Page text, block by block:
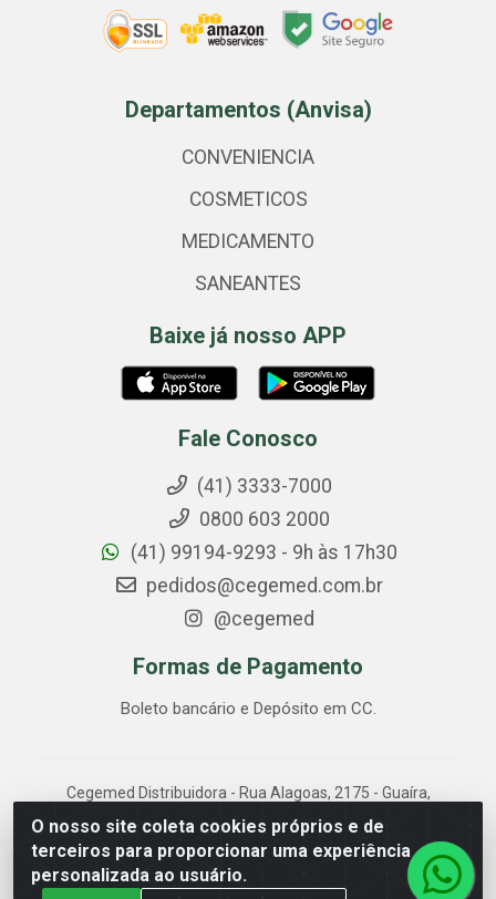
O nosso site coleta cookies próprios e de
terceiros para proporcionar uma experiência
personalizada ao usuário.
Departamentos (Anvisa)
CONVENIENCIA
COSMETICOS
MEDICAMENTO
SANEANTES
Baixe já nosso APP
Fale Conosco
(41) 3333-7000
0800 603 2000
(41) 99194-9293 - 9h às 17h30
pedidos@cegemed.com.br
@cegemed
Formas de Pagamento
Boleto bancário e Depósito em CC.
Cegemed Distribuidora - Rua Alagoas, 2175 - Guaíra,
Curitiba/PR - CEP 80.630-050 - CNPJ 85.017.994/0001-